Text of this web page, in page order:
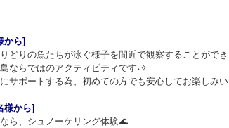
から]
どりの魚たちが泳ぐ様子を間近で観察することがで
ならではのアクティビティです˖✧
サポートする為、初めての方でも安心してお楽しみ
様から]
ら、シュノーケリング体験🌊